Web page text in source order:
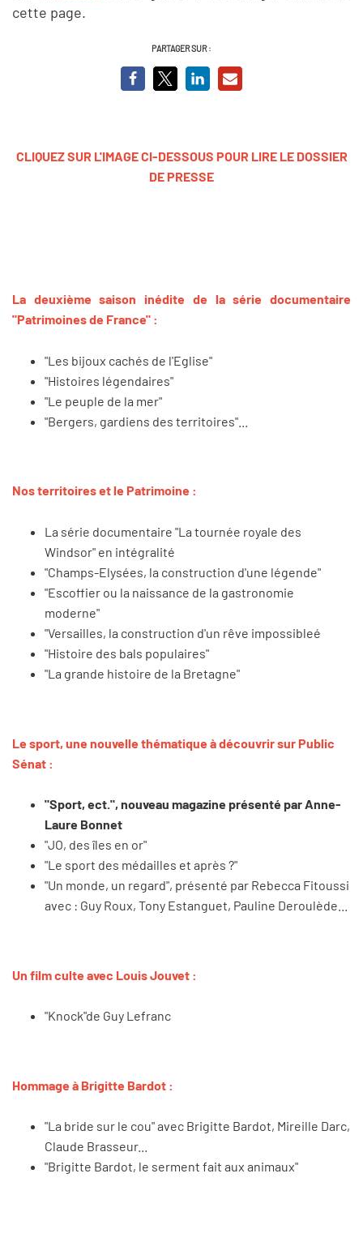
cette page.
PARTAGER SUR :
CLIQUEZ SUR L'IMAGE CI-DESSOUS POUR LIRE LE DOSSIER
DE PRESSE
La deuxième saison inédite de la série documentaire
"Patrimoines de France" :
"Les bijoux cachés de l'Eglise"
"Histoires légendaires"
"Le peuple de la mer"
"Bergers, gardiens des territoires"...
Nos territoires et le Patrimoine :
La série documentaire "La tournée royale des
Windsor" en intégralité
"Champs-Elysées, la construction d'une légende"
"Escoffier ou la naissance de la gastronomie
moderne"
"Versailles, la construction d'un rêve impossibleé
"Histoire des bals populaires"
"La grande histoire de la Bretagne"
Le sport, une nouvelle thématique à découvrir sur Public
Sénat :
"Sport, ect.", nouveau magazine présenté par Anne-
Laure Bonnet
"JO, des îles en or"
"Le sport des médailles et après ?"
"Un monde, un regard", présenté par Rebecca Fitoussi
avec : Guy Roux, Tony Estanguet, Pauline Deroulède...
Un film culte avec Louis Jouvet :
"Knock"de Guy Lefranc
Hommage à Brigitte Bardot :
"La bride sur le cou" avec Brigitte Bardot, Mireille Darc,
Claude Brasseur...
"Brigitte Bardot, le serment fait aux animaux"